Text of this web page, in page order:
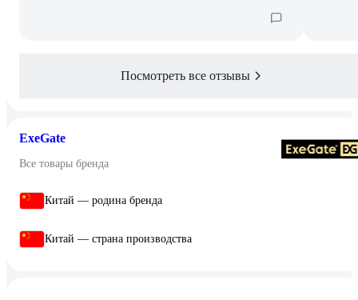
Посмотреть все отзывы
ExeGate
Все товары бренда
Китай — родина бренда
Китай — страна производства